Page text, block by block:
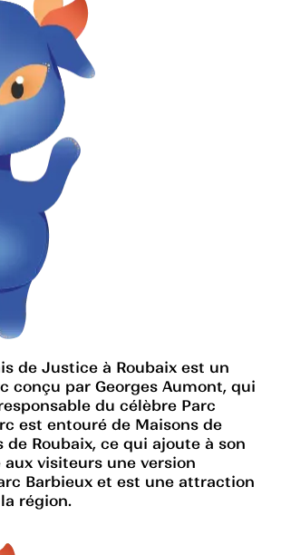
de Justice à Roubaix est un
conçu par Georges Aumont, qui
du célèbre Parc
est entouré de Maisons de
Roubaix, ce qui ajoute à son
visiteurs une version
Barbieux et est une attraction
région.